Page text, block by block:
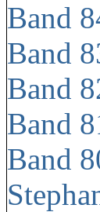
Band
Band
Band
Band
Band